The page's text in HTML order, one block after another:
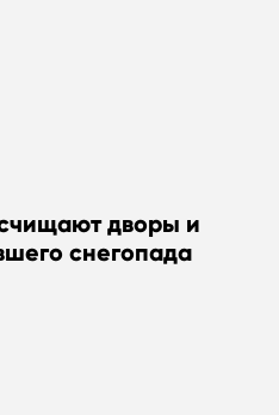
дворы и
снегопада